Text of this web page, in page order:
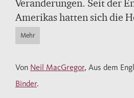
Veränderungen. Seit der
Amerikas hatten sich die
dramatisch erweitert. Ein
geriet ins Wanken. Neil
in diese Zeit – und hinein
Shakespeares.
Mehr
Von Neil MacGregor, Aus dem
Binder.